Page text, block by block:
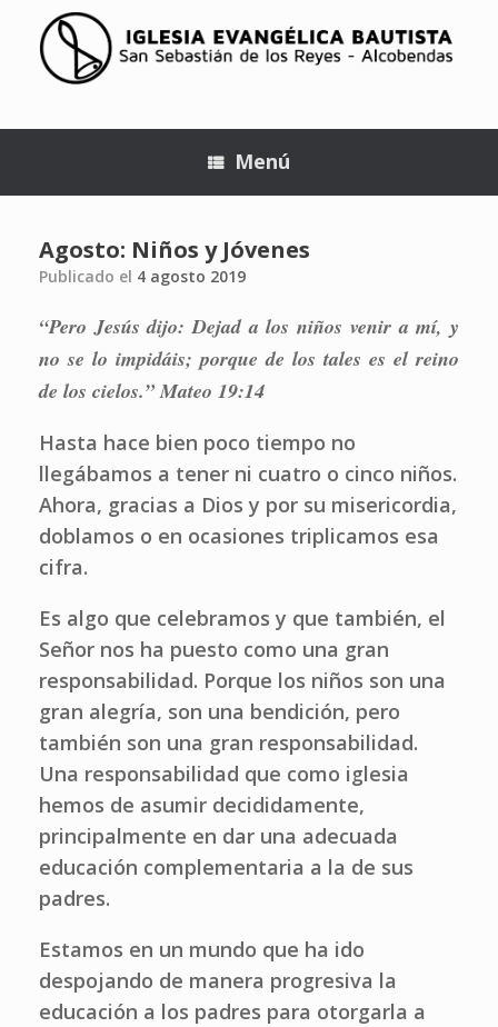
Menú
Agosto: Niños y Jóvenes
Publicado el 4 agosto 2019
“Pero Jesús dijo: Dejad a los niños venir a mí, y
no se lo impidáis; porque de los tales es el reino
de los cielos.” Mateo 19:14
Hasta hace bien poco tiempo no
llegábamos a tener ni cuatro o cinco niños.
Ahora, gracias a Dios y por su misericordia,
doblamos o en ocasiones triplicamos esa
cifra.
Es algo que celebramos y que también, el
Señor nos ha puesto como una gran
responsabilidad. Porque los niños son una
gran alegría, son una bendición, pero
también son una gran responsabilidad.
Una responsabilidad que como iglesia
hemos de asumir decididamente,
principalmente en dar una adecuada
educación complementaria a la de sus
padres.
Estamos en un mundo que ha ido
despojando de manera progresiva la
educación a los padres para otorgarla a